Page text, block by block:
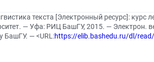
текста [Электронный ресурс]:
— Уфа: РИЦ БашГУ, 2015. — Электрон.
БашГУ. — <URL:https://elib.bashedu.ru/dl/